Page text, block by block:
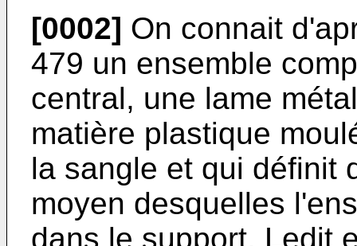
[0002] On connait
479 un ensemble
central, une lame
matière plastique
la sangle et qui définit
moyen desquelles
dans le support. Ledit